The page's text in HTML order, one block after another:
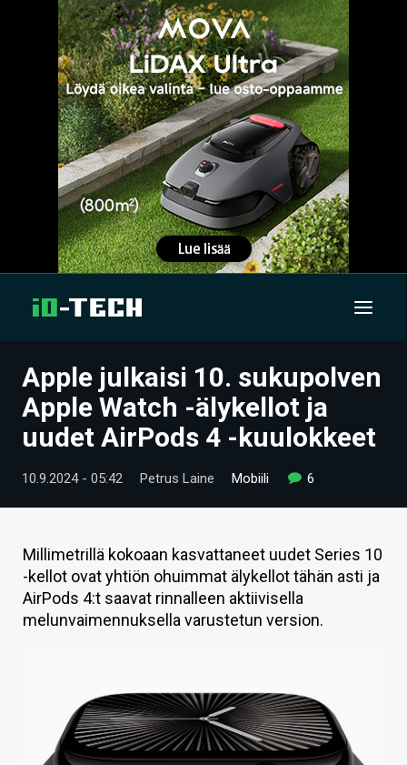
UUTISET
ARTIKKELIT
VIDEOT
TECHBBS
TIETOA
HINTA.FI
KAUPPA
HAKU
Apple julkaisi 10. sukupolven
Apple Watch -älykellot ja
uudet AirPods 4 -kuulokkeet
10.9.2024 - 05:42 Petrus Laine Mobiili 6
Millimetrillä kokoaan kasvattaneet uudet Series 10
-kellot ovat yhtiön ohuimmat älykellot tähän asti ja
AirPods 4:t saavat rinnalleen aktiivisella
melunvaimennuksella varustetun version.